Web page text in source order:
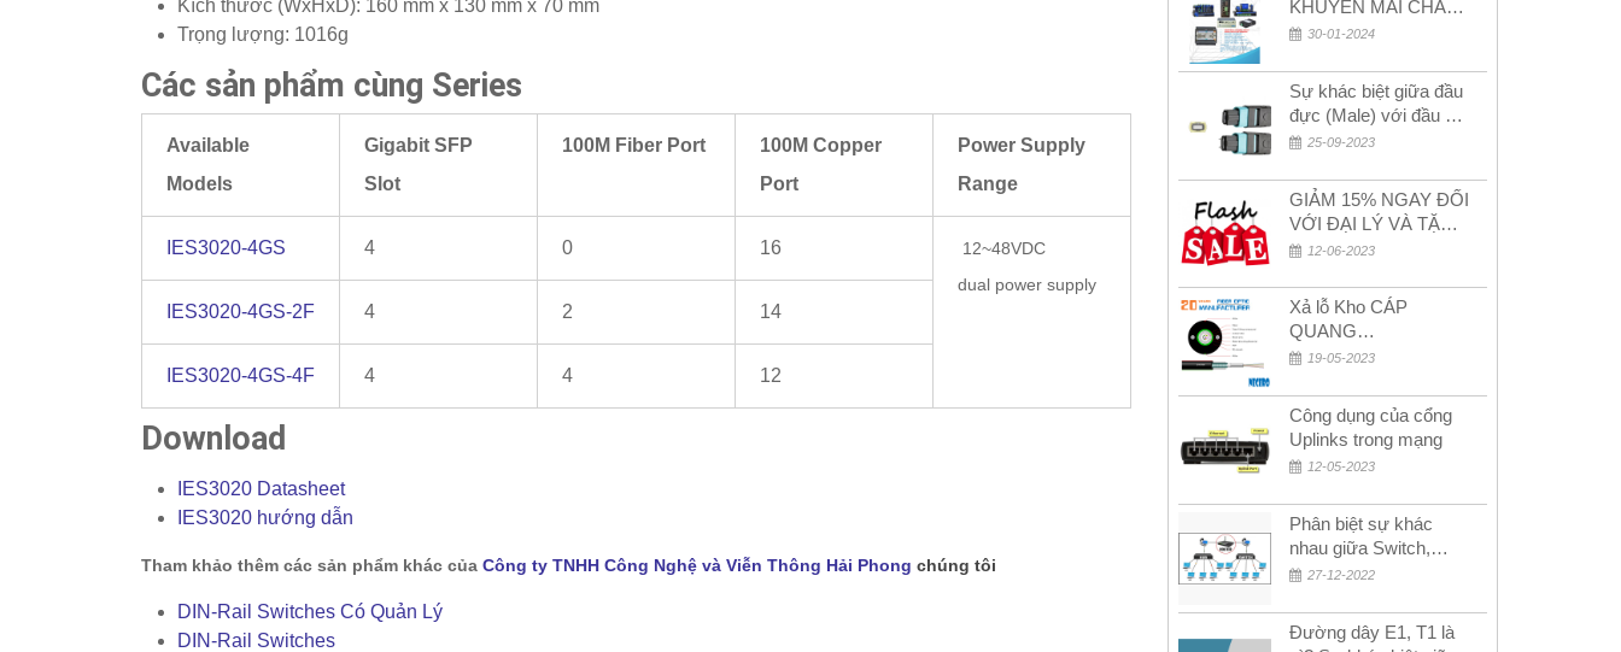
Kích thước (WxHxD): 160 mm x 130 mm x 70 mm
Trọng lượng: 1016g
Các sản phẩm cùng Series
Available
Models
Gigabit SFP
Slot
100M Fiber Port
100M Copper
Port
Power Supply
Range
IES3020-4GS 4 0 16
12~48VDC
dual power supply
IES3020-4GS-2F 4 2 14
IES3020-4GS-4F 4 4 12
Download
IES3020 Datasheet
IES3020 hướng dẫn
Tham khảo thêm các sản phẩm khác của Công ty TNHH Công Nghệ và Viễn Thông Hải Phong chúng tôi
DIN-Rail Switches Có Quản Lý
DIN-Rail Switches
KHUYẾN MÃI CHÀO
MỪNG NĂM MỚI
30-01-2024
Sự khác biệt giữa đầu
đực (Male) với đầu cái
(Female) trong bộ đầu
25-09-2023
GIẢM 15% NGAY ĐỐI
VỚI ĐẠI LÝ VÀ TẶNG
QUÀ KHÁCH HÀNG
12-06-2023
Xả lỗ Kho CÁP
QUANG
MULTIMODE CÁP
MULTIMODE 4-8-12-
24Fo SỢI OM1-OM2-
OM3 Siêu Rẻ 5k
19-05-2023
Công dụng của cổng
Uplinks trong mạng
12-05-2023
Phân biệt sự khác
nhau giữa Switch,
Router và Hub
27-12-2022
Đường dây E1, T1 là